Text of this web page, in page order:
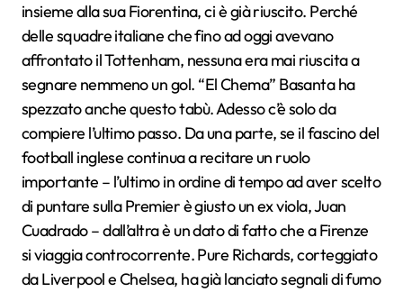
insieme alla sua Fiorentina, ci è già riuscito. Perché
delle squadre italiane che fino ad oggi avevano
affrontato il Tottenham, nessuna era mai riuscita a
segnare nemmeno un gol. “El Chema” Basanta ha
spezzato anche questo tabù. Adesso c’è solo da
compiere l’ultimo passo. Da una parte, se il fascino del
football inglese continua a recitare un ruolo
importante – l’ultimo in ordine di tempo ad aver scelto
di puntare sulla Premier è giusto un ex viola, Juan
Cuadrado – dall’altra è un dato di fatto che a Firenze
si viaggia controcorrente. Pure Richards, corteggiato
da Liverpool e Chelsea, ha già lanciato segnali di fumo